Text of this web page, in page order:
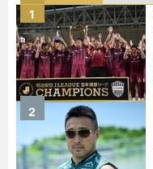
1
2